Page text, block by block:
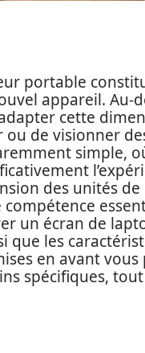
portable
appareil.
cette
ou de visionner
simple,
des unités
un écran de
que les
en avant
spécifiques,